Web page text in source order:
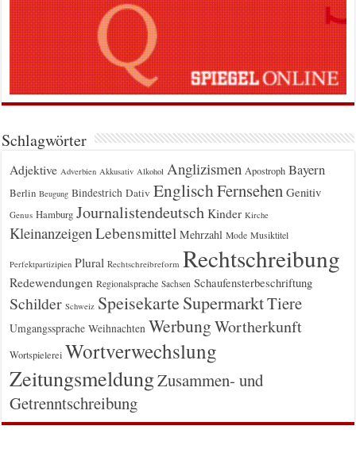
Schlagwörter
Adjektive Adverbien Akkusativ Alkohol Anglizismen Apostroph Bayern
Berlin Beugung Bindestrich Dativ EnglischFernsehen Genitiv
Genus Hamburg Journalistendeutsch Kinder Kirche
KleinanzeigenLebensmittel Mehrzahl Mode Musiktitel
Perfektpartizipien Plural Rechtschreibreform Rechtschreibung
Redewendungen Regionalsprache Sachsen Schaufensterbeschriftung
Schilder Schweiz Speisekarte SupermarktTiere
Umgangssprache Weihnachten WerbungWortherkunft
Wortspielerei Wortverwechslung
ZeitungsmeldungZusammen- und
Getrenntschreibung